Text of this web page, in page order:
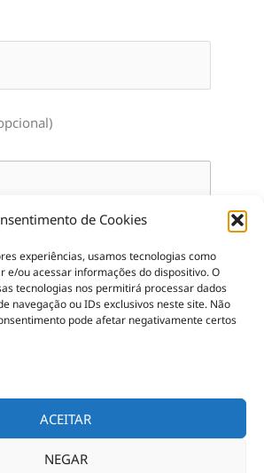
de Cookies
experiências, usamos tecnologias como
e/ou acessar informações do dispositivo.O
tecnologias nos permitirá processar dados
navegação ou IDs exclusivos neste site. Não
pode afetar negativamente certos
ACEITAR
NEGAR